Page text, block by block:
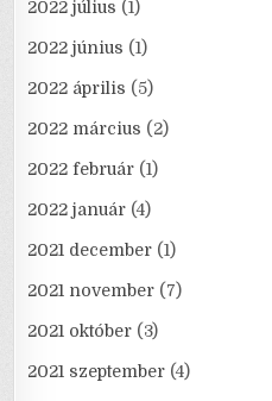
2022 július (1)
2022 június (1)
2022 április (5)
2022 március (2)
2022 február (1)
2022 január (4)
2021 december (1)
2021 november (7)
2021 október (3)
2021 szeptember (4)